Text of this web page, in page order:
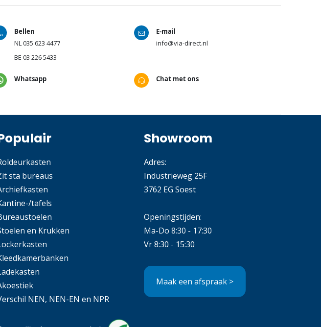
Bellen
NL035 623 4477
BE 03 226 5433
E-mail
info@via-direct.nl
Whatsapp Chat met ons
sta bureaus
tafels
en Krukken
NEN, NEN-EN en NPR
Showroom
Adres:
Industrieweg 25F
3762 EG Soest
Openingstijden:
Ma-Do 8:30 - 17:30
Vr 8:30 - 15:30
Maak een afspraak >